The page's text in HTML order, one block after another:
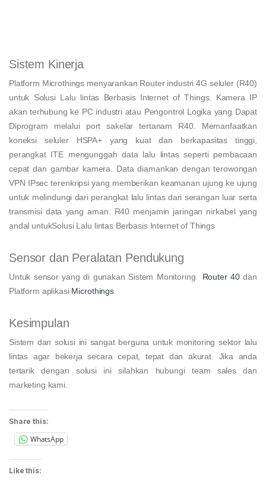
Sistem Kinerja
Platform Microthings menyarankan Router industri 4G seluler (R40)
untuk Solusi Lalu lintas Berbasis Internet of Things. Kamera IP
akan terhubung ke PC industri atau Pengontrol Logika yang Dapat
Diprogram melalui port sakelar tertanam R40. Memanfaatkan
koneksi seluler HSPA+ yang kuat dan berkapasitas tinggi,
perangkat ITE mengunggah data lalu lintas seperti pembacaan
cepat dan gambar kamera. Data diamankan dengan terowongan
VPN IPsec terenkripsi yang memberikan keamanan ujung ke ujung
untuk melindungi dari perangkat lalu lintas dari serangan luar serta
transmisi data yang aman. R40 menjamin jaringan nirkabel yang
andal untukSolusi Lalu lintas Berbasis Internet of Things
Sensor dan Peralatan Pendukung
Untuk sensor yang di gunakan Sistem Monitoring Router 40dan
Platform aplikasi Microthings
Kesimpulan
Sistem dan solusi ini sangat berguna untuk monitoring sektor lalu
lintas agar bekerja secara cepat, tepat dan akurat. Jika anda
tertarik dengan solusi ini silahkan hubungi team sales dan
marketing kami.
Share this:
WhatsApp
Like this: